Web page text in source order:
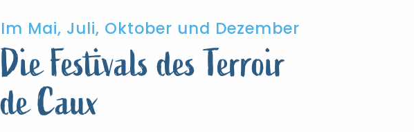
Im Mai, Juli, Oktober und Dezember
Die Festivals des Terroir
de Caux